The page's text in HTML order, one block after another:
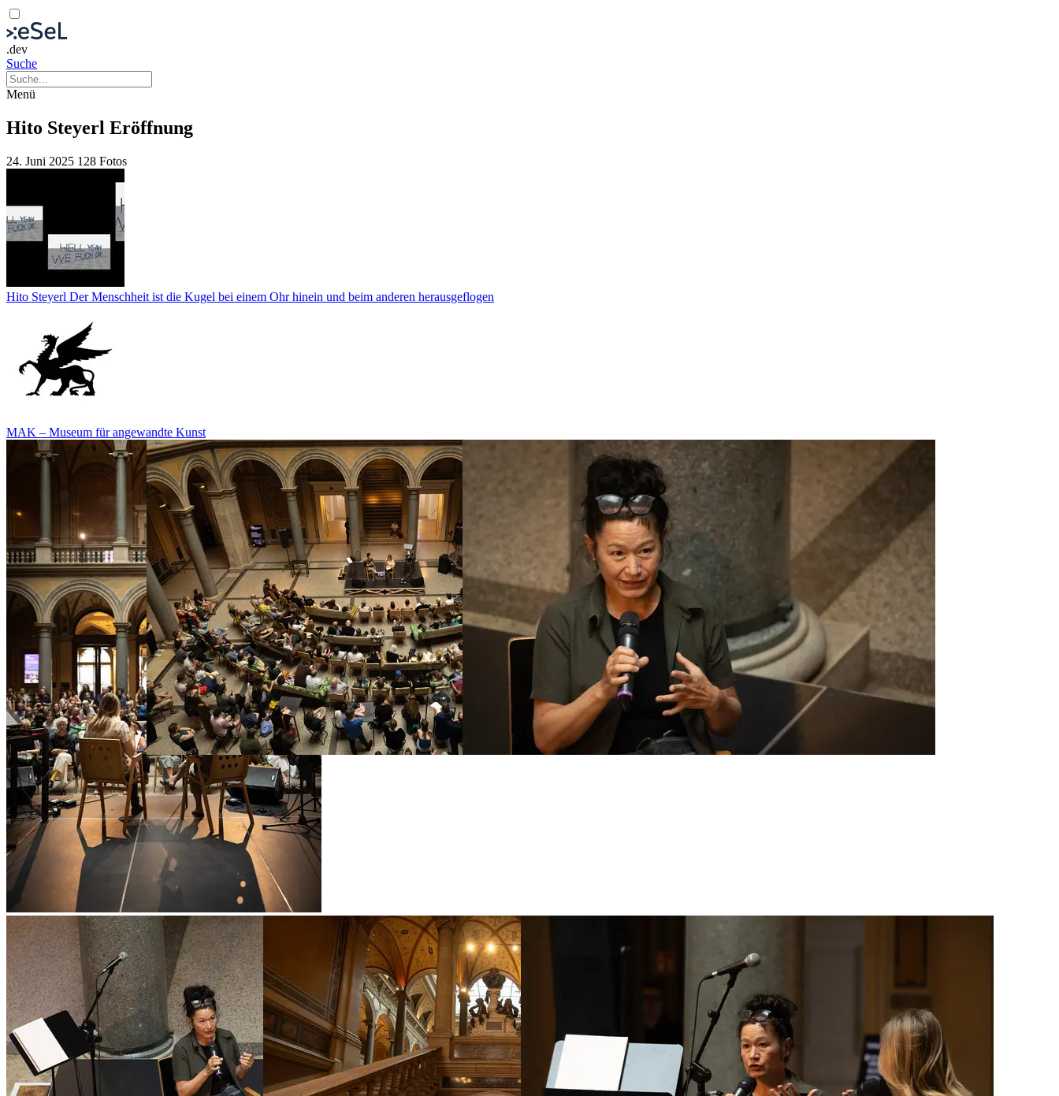
.dev
Suche
Menü
Hito Steyerl Eröffnung
24. Juni 2025 128 Fotos
Hito Steyerl Der Menschheit ist die Kugel bei einem Ohr hinein und beim anderen herausgeflogen
MAK – Museum für angewandte Kunst